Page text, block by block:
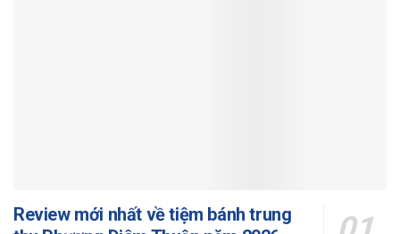
Review mới nhất về tiệm bánh trung